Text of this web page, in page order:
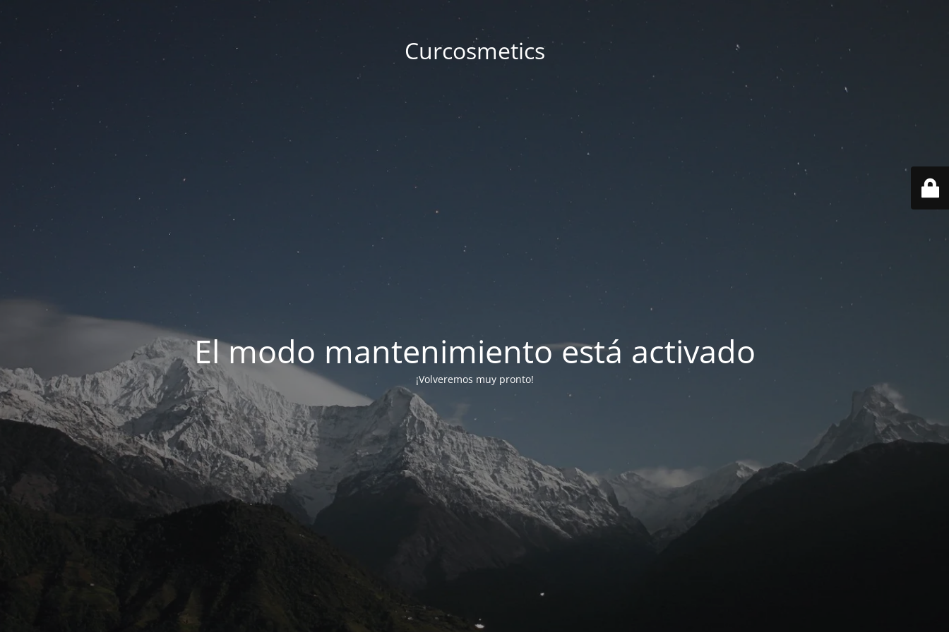
Curcosmetics
El modo mantenimiento está activado
¡Volveremos muy pronto!